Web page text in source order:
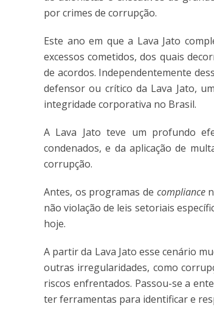
por crimes de corrupção.
Este ano em que a Lava Jato
excessos cometidos, dos quais
de acordos. Independentemente
defensor ou crítico da Lava Jato,
integridade corporativa no Brasil.
A Lava Jato teve um profundo
condenados, e da aplicação de
corrupção.
Antes, os programas de compliance
não violação de leis setoriais
hoje.
A partir da Lava Jato esse cenário
outras irregularidades, como
riscos enfrentados. Passou-se a
ter ferramentas para identificar e